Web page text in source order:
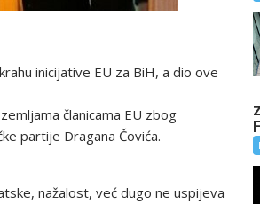
inicijative EU za BiH, a dio ove
članicama EU zbog
partije Dragana Čovića.
nažalost, već dugo ne uspijeva